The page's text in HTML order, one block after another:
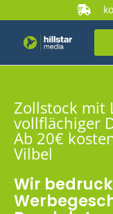
Zollstock mit
vollflächiger
Ab 20€
Vilbel
Wir